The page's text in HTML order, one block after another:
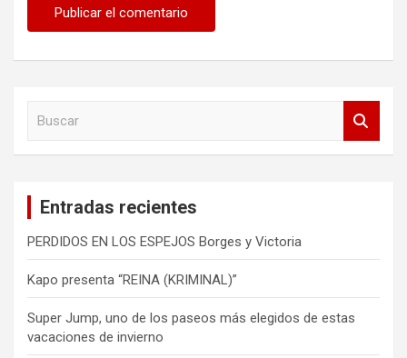
Entradas recientes
PERDIDOS EN LOS ESPEJOS Borges y Victoria
Kapo presenta “REINA (KRIMINAL)”
Super Jump, uno de los paseos más elegidos de estas
vacaciones de invierno